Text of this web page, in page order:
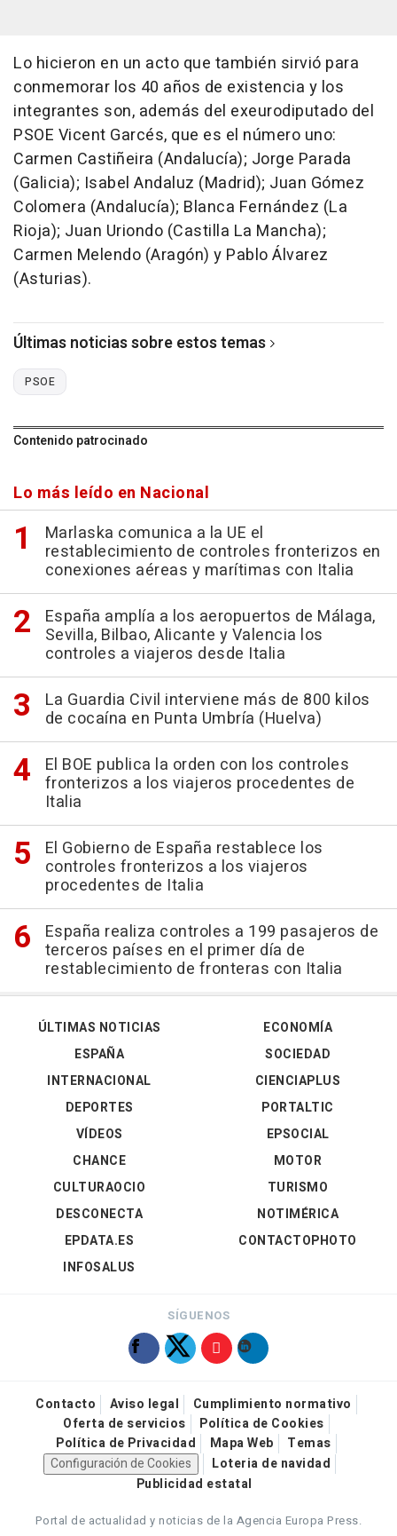
Lo hicieron en un acto que también sirvió para
conmemorar los 40 años de existencia y los
integrantes son, además del exeurodiputado del
PSOE Vicent Garcés, que es el número uno:
Carmen Castiñeira (Andalucía); Jorge Parada
(Galicia); Isabel Andaluz (Madrid); Juan Gómez
Colomera (Andalucía); Blanca Fernández (La
Rioja); Juan Uriondo (Castilla La Mancha);
Carmen Melendo (Aragón) y Pablo Álvarez
(Asturias).
Últimas noticias sobre estos temas
PSOE
Contenido patrocinado
Lo más leído en Nacional
Marlaska comunica a la UE el
restablecimiento de controles fronterizos en
conexiones aéreas y marítimas con Italia
España amplía a los aeropuertos de Málaga,
Sevilla, Bilbao, Alicante y Valencia los
controles a viajeros desde Italia
La Guardia Civil interviene más de 800 kilos
de cocaína en Punta Umbría (Huelva)
El BOE publica la orden con los controles
fronterizos a los viajeros procedentes de
Italia
El Gobierno de España restablece los
controles fronterizos a los viajeros
procedentes de Italia
España realiza controles a 199 pasajeros de
terceros países en el primer día de
restablecimiento de fronteras con Italia
ÚLTIMAS NOTICIAS
ESPAÑA
INTERNACIONAL
DEPORTES
VÍDEOS
ECONOMÍA
SOCIEDAD
CIENCIAPLUS
PORTALTIC
EPSOCIAL
CHANCE
CULTURAOCIO
DESCONECTA
EPDATA.ES
INFOSALUS
MOTOR
TURISMO
NOTIMÉRICA
CONTACTOPHOTO
SÍGUENOS
Contacto Aviso legal
Cumplimiento normativo
Oferta de servicios
Política de Cookies
Política de Privacidad
Mapa Web
Temas
Configuración de Cookies
Loteria de navidad
Publicidad estatal
Portal de actualidad y noticias de la Agencia Europa Press.